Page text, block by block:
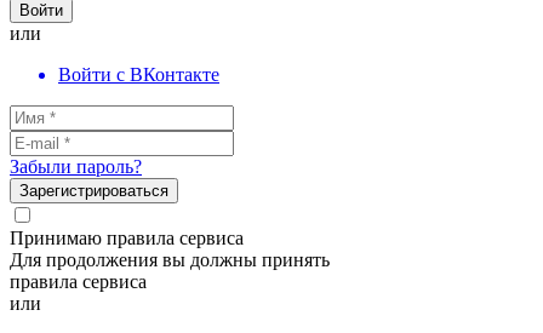
Войти
или
Войти с ВКонтакте
Забыли пароль?
Зарегистрироваться
Принимаю правила сервиса
Для продолжения вы должны принять
правила сервиса
или